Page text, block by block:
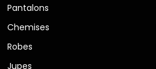
Pantalons
Chemises
Robes
Jupes